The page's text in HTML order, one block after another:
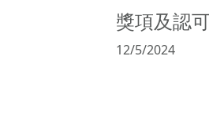
風險管理
政策及聲明
獎項及認可
12/5/2024